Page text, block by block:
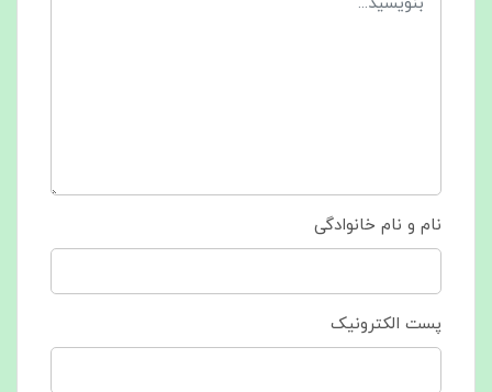
نام و نام خانوادگی
پست الکترونیک